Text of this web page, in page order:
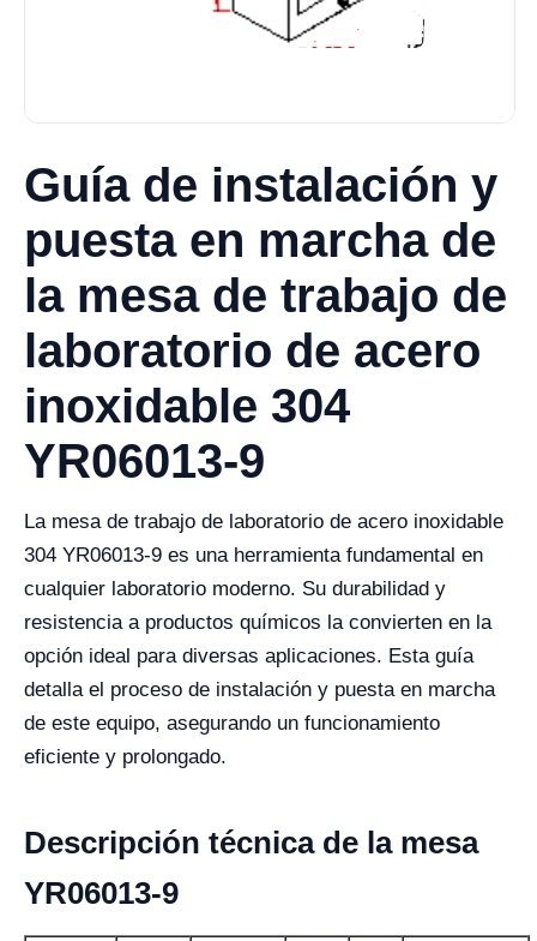
Guía de instalación y
puesta en marcha de
la mesa de trabajo de
laboratorio de acero
inoxidable 304
YR06013-9
La mesa de trabajo de laboratorio de acero inoxidable
304 YR06013-9 es una herramienta fundamental en
cualquier laboratorio moderno. Su durabilidad y
resistencia a productos químicos la convierten en la
opción ideal para diversas aplicaciones. Esta guía
detalla el proceso de instalación y puesta en marcha
de este equipo, asegurando un funcionamiento
eficiente y prolongado.
Descripción técnica de la mesa
YR06013-9